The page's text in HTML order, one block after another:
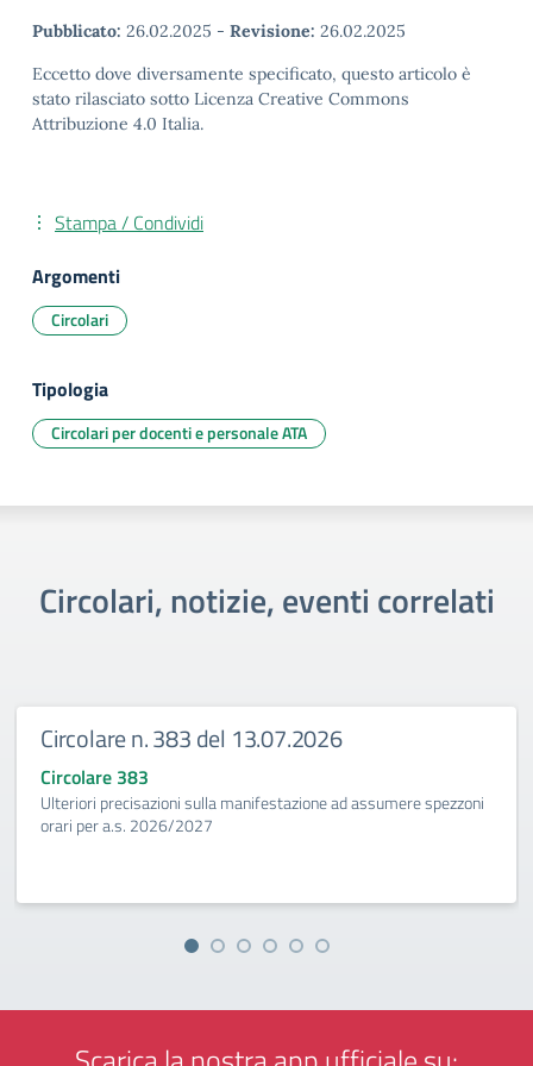
Pubblicato: 26.02.2025 - Revisione: 26.02.2025
Eccetto dove diversamente specificato, questo articolo è
stato rilasciato sotto Licenza Creative Commons
Attribuzione 4.0 Italia.
Stampa / Condividi
Argomenti
Circolari
Tipologia
Circolari per docenti e personale ATA
Circolari, notizie, eventi correlati
Circolare n. 383 del 13.07.2026
Circolare 383
Ulteriori precisazioni sulla manifestazione ad assumere spezzoni
orari per a.s. 2026/2027